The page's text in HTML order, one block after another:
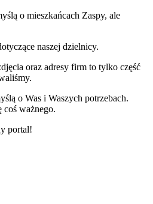
o mieszkańcach Zaspy, ale
naszej dzielnicy.
oraz adresy firm to tylko część
o Was i Waszych potrzebach.
coś ważnego.
portal!